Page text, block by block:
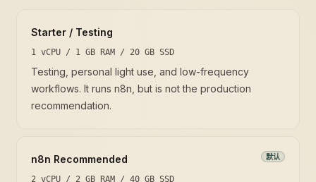
Starter / Testing
1 vCPU / 1 GB RAM / 20 GB SSD
Testing, personal light use, and low-frequency
workflows. It runs n8n, but is not the production
recommendation.
n8n Recommended 默认
2 vCPU / 2 GB RAM / 40 GB SSD